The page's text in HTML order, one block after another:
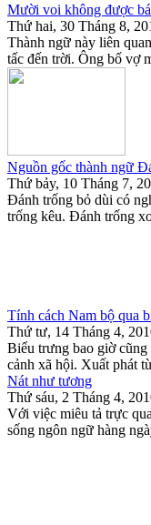
Mười voi không được
Thứ hai, 30 Tháng 8,
Thành ngữ này liên
tấc đến trời. Ông bố vợ
Nguồn gốc thành ngữ
Thứ bảy, 10 Tháng 7,
Đánh trống bỏ dùi có
trống kêu. Đánh trống
Tính cách Nam bộ qua
Thứ tư, 14 Tháng 4,
Biểu trưng bao giờ
cảnh xã hội. Xuất phát
Nát như tương
Thứ sáu, 2 Tháng 4,
Với việc miêu tả trực
sống ngôn ngữ hàng